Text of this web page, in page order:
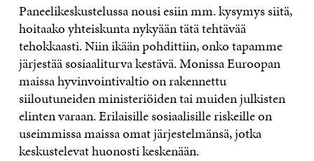
Paneelikeskustelussa nousi esiin mm. kysymys siitä,
hoitaako yhteiskunta nykyään tätä tehtävää
tehokkaasti. Niin ikään pohdittiin, onko tapamme
järjestää sosiaaliturva kestävä.Monissa Euroopan
maissa hyvinvointivaltio on rakennettu
siiloutuneiden ministeriöiden tai muiden julkisten
elinten varaan. Erilaisille sosiaalisille riskeille on
useimmissa maissa omat järjestelmänsä, jotka
keskustelevat huonosti keskenään.